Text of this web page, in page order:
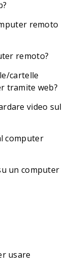
remoto
remoto?
cartelle
tramite web?
video sul
computer
un computer
usare